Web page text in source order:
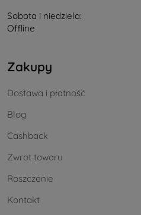
Sobota i niedziela:
Offline
Zakupy
Dostawa i płatność
Blog
Cashback
Zwrot towaru
Roszczenie
Kontakt